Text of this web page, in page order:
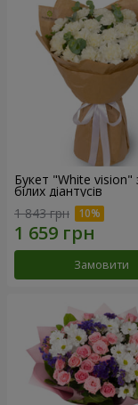
Букет "White vision"
білих діантусів
1 843 грн
Замовити